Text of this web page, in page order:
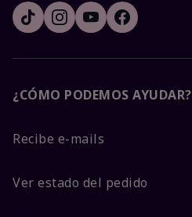
¿CÓMO PODEMOS AYUDAR?
Recibe e-mails
Ver estado del pedido